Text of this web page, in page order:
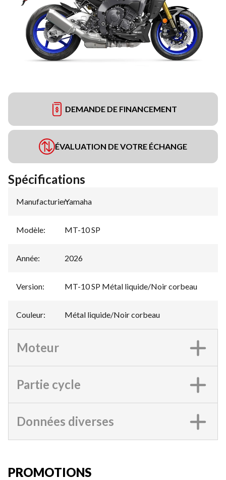
DEMANDE DE FINANCEMENT
ÉVALUATION DE VOTRE ÉCHANGE
Spécifications
Manufacturier:
Yamaha
Modèle: MT-10 SP
Année: 2026
Version: MT-10 SP Métal liquide/Noir corbeau
Couleur: Métal liquide/Noir corbeau
Moteur
Partie cycle
Données diverses
PROMOTIONS